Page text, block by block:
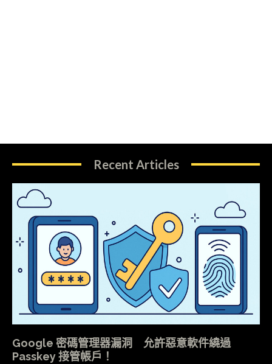
Recent Articles
Google 密碼管理器漏洞 允許惡意軟件繞過
Passkey 接管帳戶！